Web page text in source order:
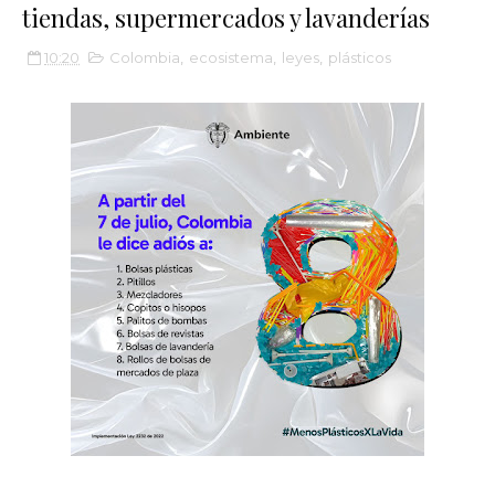
tiendas, supermercados y lavanderías
10:20 Colombia ecosistema leyes plásticos